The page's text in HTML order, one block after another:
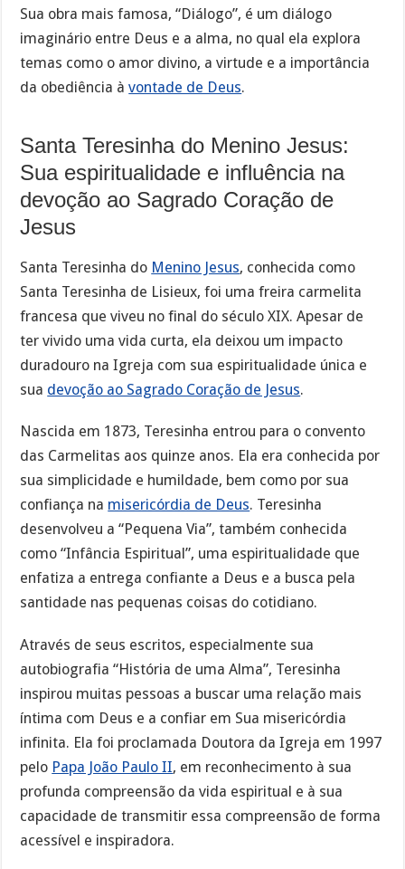
Sua obra mais famosa, “Diálogo”, é um diálogo
imaginário entre Deus e a alma, no qual ela explora
temas como o amor divino, a virtude e a importância
da obediência àvontade de Deus.
Santa Teresinha do Menino Jesus:
Sua espiritualidade e influência na
devoção ao Sagrado Coração de
Jesus
Santa Teresinha do Menino Jesus, conhecida como
Santa Teresinha de Lisieux, foi uma freira carmelita
francesa que viveu no final do século XIX. Apesar de
ter vivido uma vida curta, ela deixou um impacto
duradouro na Igreja com sua espiritualidade única e
sua devoção ao Sagrado Coração de Jesus.
Nascida em 1873, Teresinha entrou para o convento
das Carmelitas aos quinze anos. Ela era conhecida por
sua simplicidade e humildade, bem como por sua
confiança na misericórdia de Deus. Teresinha
desenvolveu a “Pequena Via”, também conhecida
como “Infância Espiritual”, uma espiritualidade que
enfatiza a entrega confiante a Deus e a busca pela
santidade nas pequenas coisas do cotidiano.
Através de seus escritos, especialmente sua
autobiografia “História de uma Alma”, Teresinha
inspirou muitas pessoas a buscar uma relação mais
íntima com Deus e a confiar em Sua misericórdia
infinita. Ela foi proclamada Doutora da Igreja em 1997
pelo Papa João Paulo II, em reconhecimento à sua
profunda compreensão da vida espiritual e à sua
capacidade de transmitir essa compreensão de forma
acessível e inspiradora.